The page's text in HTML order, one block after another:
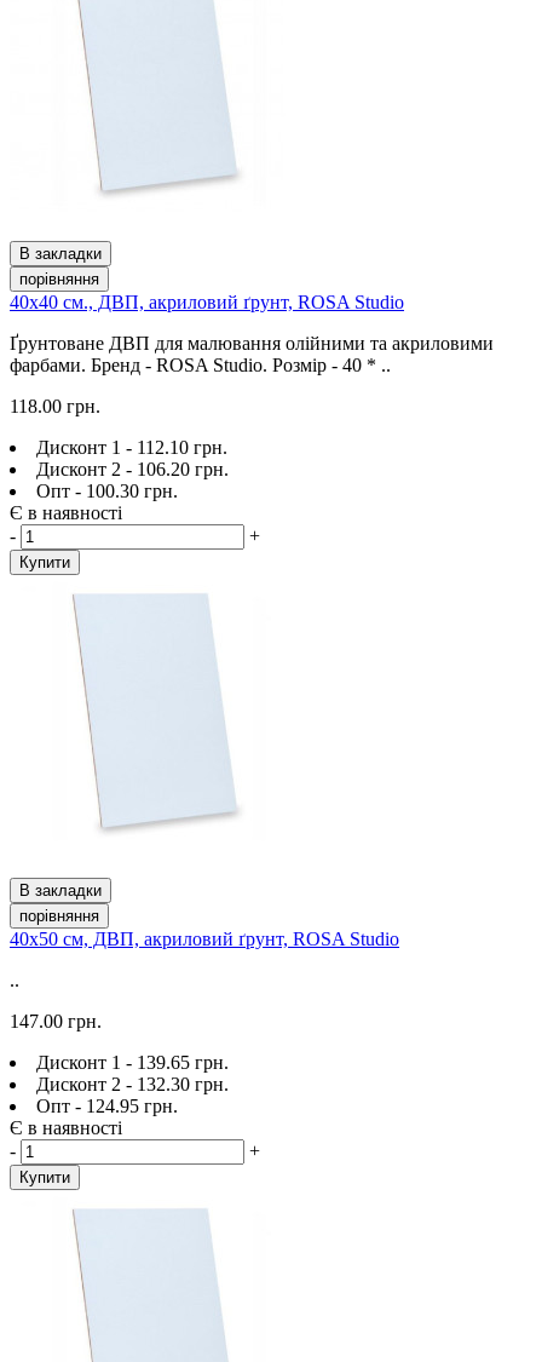
В закладки
порівняння
40х40 см., ДВП, акриловий ґрунт, ROSA Studio
Ґрунтоване ДВП для малювання олійними та акриловими
фарбами. Бренд - ROSA Studio. Розмір - 40 * ..
118.00 грн.
Дисконт 1 - 112.10 грн.
Дисконт 2 - 106.20 грн.
Опт - 100.30 грн.
Є в наявності
-
+
Купити
В закладки
порівняння
40х50 см, ДВП, акриловий ґрунт, ROSA Studio
..
147.00 грн.
Дисконт 1 - 139.65 грн.
Дисконт 2 - 132.30 грн.
Опт - 124.95 грн.
Є в наявності
-
+
Купити